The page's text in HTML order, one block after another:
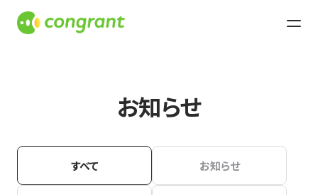
お知らせ
すべて お知らせ